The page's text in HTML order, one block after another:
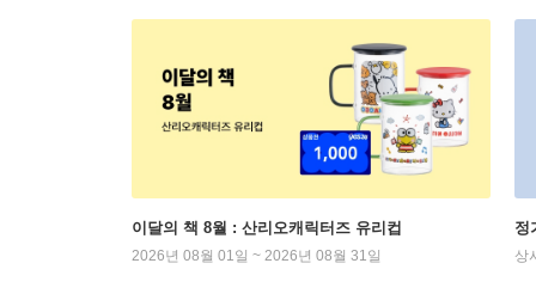
이달의 책 8월 : 산리오캐릭터즈 유리컵
2026년 08월 01일 ~ 2026년 08월 31일
정
상